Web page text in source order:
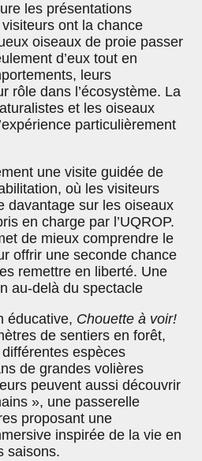
les présentations
ont la chance
oiseaux de proie passer
d’eux tout en
leurs
rôle dans l’écosystème. La
et les oiseaux
particulièrement
une visite guidée de
où les visiteurs
davantage sur les oiseaux
en charge par l’UQROP.
de mieux comprendre le
offrir une seconde chance
remettre en liberté. Une
au-delà du spectacle
éducative, Chouette à voir!
de sentiers en forêt,
espèces
de grandes volières
peuvent aussi découvrir
», une passerelle
proposant une
inspirée de la vie en
saisons.